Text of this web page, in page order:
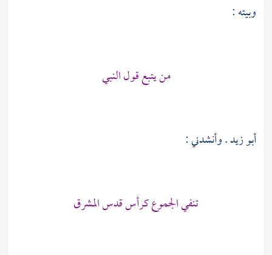
وبيته :
من يتبع قول النبي
أبو زيد. وأنشدني :
تنفي الجموع كرأس قدس المشرق